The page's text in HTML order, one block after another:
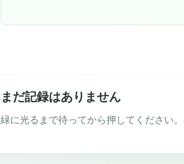
まだ記録はありません
緑に光るまで待ってから押してください